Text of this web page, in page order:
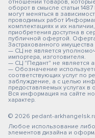
отношении товаров,
оборот в смысле статьи
могут меняться в
проводимых работ
комплектациях и их
приобретения доступна в
публичной офертой.
Застрахованного имущества
— СЦ не является
импортера, изготовителя.
— СЦ "Педант" не является
— Обозначение
соответствующих услуг по
заблуждение, а с целью
предоставляемых услугах
Вся информация на сайте
характер.
© 2026 pedant-
Любое использование либо
элементов дизайна и